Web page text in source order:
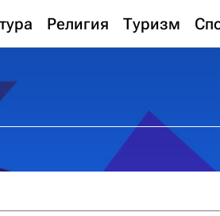
Религия Туризм